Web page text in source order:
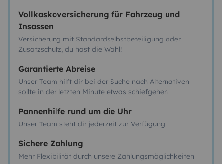
Vollkaskoversicherung für Fahrzeug und
Insassen
Versicherung mit Standardselbstbeteiligung oder
Zusatzschutz, du hast die Wahl!
Garantierte Abreise
Unser Team hilft dir bei der Suche nach Alternativen
sollte in der letzten Minute etwas schiefgehen
Pannenhilfe rund um die Uhr
Unser Team steht dir jederzeit zur Verfügung
Sichere Zahlung
Mehr Flexibilität durch unsere Zahlungsmöglichkeiten